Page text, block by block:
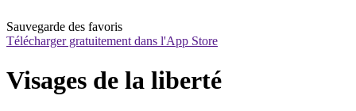
Sauvegarde des favoris
Télécharger gratuitement dans l'App Store
Visages de la liberté